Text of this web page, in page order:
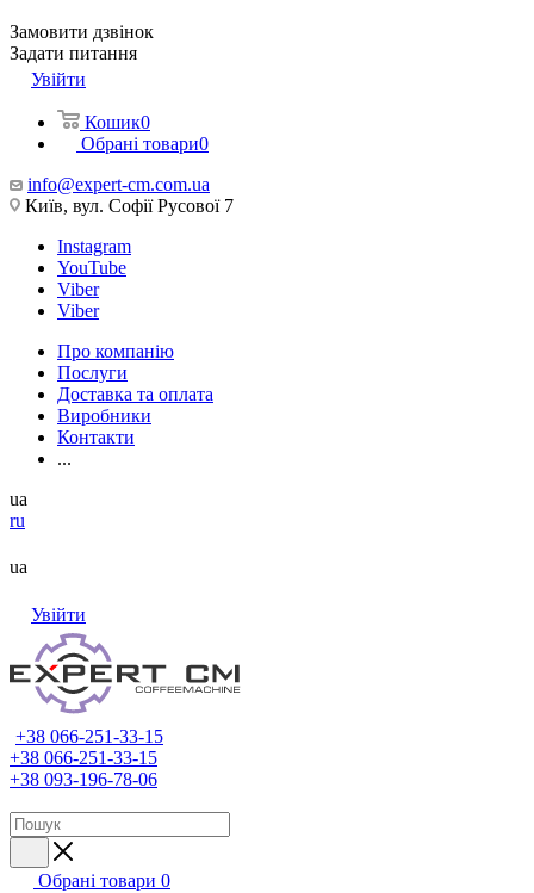
Замовити дзвінок
Задати питання
Увійти
Кошик0
Обрані товари0
info@expert-cm.com.ua
Київ, вул. Софії Русової 7
Instagram
YouTube
Viber
Viber
Про компанію
Послуги
Доставка та оплата
Виробники
Контакти
...
ua
ru
ua
Увійти
+38 066-251-33-15
+38 066-251-33-15
+38 093-196-78-06
Обрані товари 0